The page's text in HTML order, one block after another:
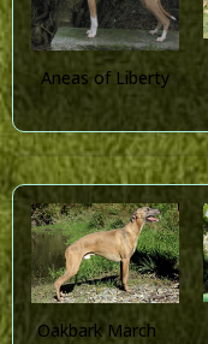
Aneas of Liberty
Oakbark March